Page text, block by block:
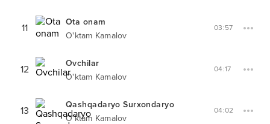
11
Ota onam
O'ktam Kamalov
03:57
12
Ovchilar
O'ktam Kamalov
04:17
13
Qashqadaryo Surxondaryo
O'ktam Kamalov
04:02